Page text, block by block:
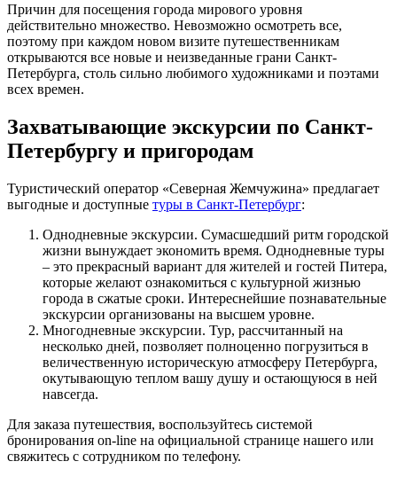
Причин для посещения города мирового уровня
действительно множество. Невозможно осмотреть все,
поэтому при каждом новом визите путешественникам
открываются все новые и неизведанные грани Санкт-
Петербурга, столь сильно любимого художниками и поэтами
всех времен.
Захватывающие экскурсии по Санкт-
Петербургу и пригородам
Туристический оператор «Северная Жемчужина» предлагает
выгодные и доступные туры в Санкт-Петербург:
Однодневные экскурсии. Сумасшедший ритм городской
жизни вынуждает экономить время. Однодневные туры
– это прекрасный вариант для жителей и гостей Питера,
которые желают ознакомиться с культурной жизнью
города в сжатые сроки. Интереснейшие познавательные
экскурсии организованы на высшем уровне.
Многодневные экскурсии. Тур, рассчитанный на
несколько дней, позволяет полноценно погрузиться в
величественную историческую атмосферу Петербурга,
окутывающую теплом вашу душу и остающуюся в ней
навсегда.
Для заказа путешествия, воспользуйтесь системой
бронирования on-line на официальной странице нашего или
свяжитесь с сотрудником по телефону.